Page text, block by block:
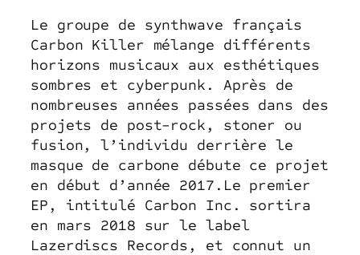
Le groupe de synthwave français
Carbon Killer mélange différents
horizons musicaux aux esthétiques
sombres et cyberpunk. Après de
nombreuses années passées dans des
projets de post-rock, stoner ou
fusion, l’individu derrière le
masque de carbone débute ce projet
en début d’année 2017.Le premier
EP, intitulé Carbon Inc. sortira
en mars 2018 sur le label
Lazerdiscs Records, et connut un